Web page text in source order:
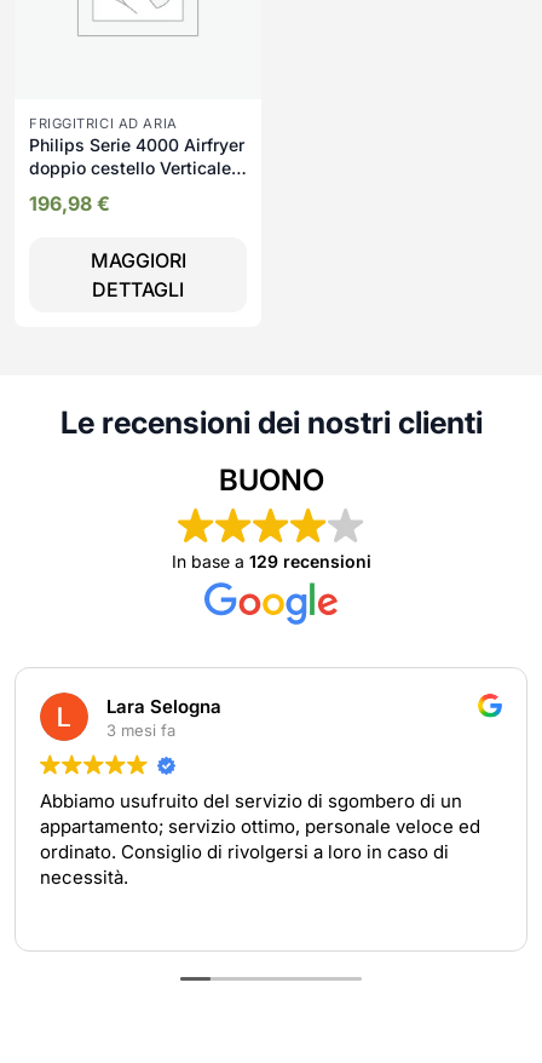
FRIGGITRICI AD ARIA
Philips Serie 4000 Airfryer
doppio cestello Verticale,
13 metodi di cottura,
PFAS Free, Pulizia in
lavastoviglie, App ricette,
196,98 €
MAGGIORI
DETTAGLI
Le recensioni dei nostri clienti
BUONO
In base a 129 recensioni
Lara Selogna
3 mesi fa
usufruito del servizio di sgombero di un
servizio ottimo, personale veloce ed
Consiglio di rivolgersi a loro in caso di